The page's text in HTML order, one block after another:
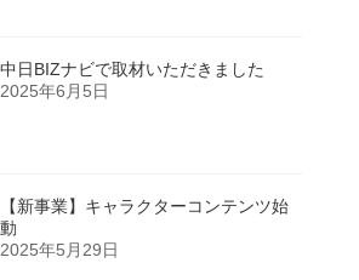
中日BIZナビで取材いただきました
2025年6月5日
【新事業】キャラクターコンテンツ始
動
2025年5月29日